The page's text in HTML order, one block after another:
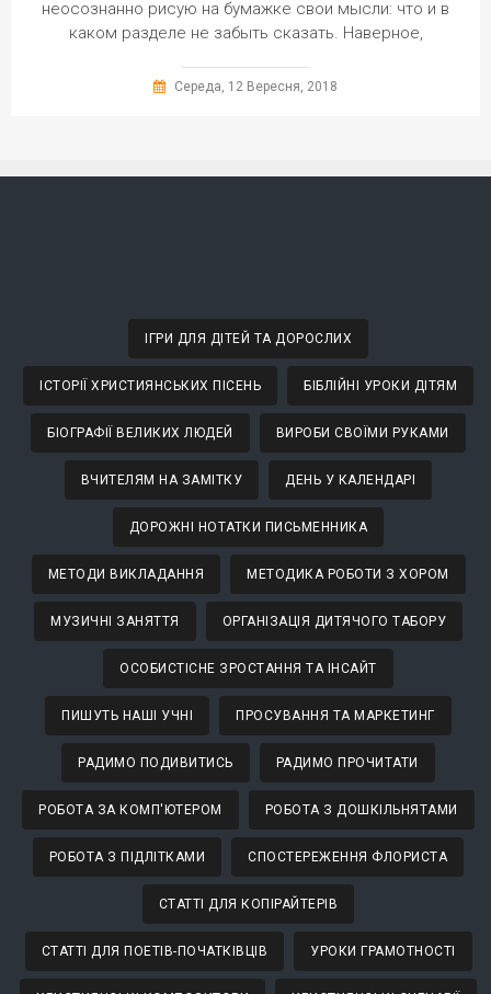
неосознанно рисую на бумажке свои мысли: что и в
каком разделе не забыть сказать. Наверное,
Середа, 12 Вересня, 2018
ІГРИ ДЛЯ ДІТЕЙ ТА ДОРОСЛИХ
ІСТОРІЇ ХРИСТИЯНСЬКИХ ПІСЕНЬ БІБЛІЙНІ УРОКИ ДІТЯМ
БІОГРАФІЇ ВЕЛИКИХ ЛЮДЕЙ ВИРОБИ СВОЇМИ РУКАМИ
ВЧИТЕЛЯМ НА ЗАМІТКУ ДЕНЬ У КАЛЕНДАРІ
ДОРОЖНІ НОТАТКИ ПИСЬМЕННИКА
МЕТОДИ ВИКЛАДАННЯ МЕТОДИКА РОБОТИ З ХОРОМ
МУЗИЧНІ ЗАНЯТТЯ ОРГАНІЗАЦІЯ ДИТЯЧОГО ТАБОРУ
ОСОБИСТІСНЕ ЗРОСТАННЯ ТА ІНСАЙТ
ПИШУТЬ НАШІ УЧНІ ПРОСУВАННЯ ТА МАРКЕТИНГ
РАДИМО ПОДИВИТИСЬ РАДИМО ПРОЧИТАТИ
РОБОТА ЗА КОМП'ЮТЕРОМ РОБОТА З ДОШКІЛЬНЯТАМИ
РОБОТА З ПІДЛІТКАМИ СПОСТЕРЕЖЕННЯ ФЛОРИСТА
СТАТТІ ДЛЯ КОПІРАЙТЕРІВ
СТАТТІ ДЛЯ ПОЕТІВ-ПОЧАТКІВЦІВ УРОКИ ГРАМОТНОСТІ